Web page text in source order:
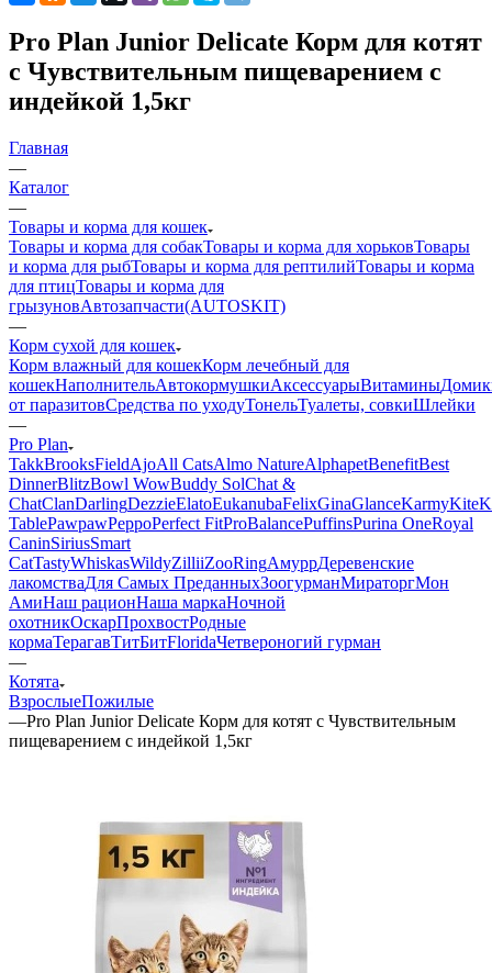
Pro Plan Junior Delicate Корм для котят
с Чувствительным пищеварением с
индейкой 1,5кг
Главная
—
Каталог
—
Товары и корма для кошек
Товары и корма для собакТовары и корма для хорьковТовары
и корма для рыбТовары и корма для рептилийТовары и корма
для птицТовары и корма для
грызуновАвтозапчасти(AUTOSKIT)
—
Корм сухой для кошек
Корм влажный для кошекКорм лечебный для
кошекНаполнительАвтокормушкиАксессуарыВитамины
от паразитовСредства по уходуТонельТуалеты, совкиШлейки
—
Pro Plan
TakkBrooksFieldAjoAll CatsAlmo NatureAlphapetBenefitBest
DinnerBlitzBowl WowBuddy SolChat &
ChatClanDarlingDezzieElatoEukanubaFelixGinaGlanceKarmy
TablePawpawPeppoPerfect FitProBalancePuffinsPurina OneRoyal
CaninSiriusSmart
CatTastyWhiskasWildyZilliiZooRingАмуррДеревенские
лакомстваДля Самых ПреданныхЗоогурманМираторгМон
АмиНаш рационНаша маркаНочной
охотникОскарПрохвостРодные
кормаТерагавТитБитFloridaЧетвероногий гурман
—
Котята
ВзрослыеПожилые
—Pro Plan Junior Delicate Корм для котят с Чувствительным
пищеварением с индейкой 1,5кг